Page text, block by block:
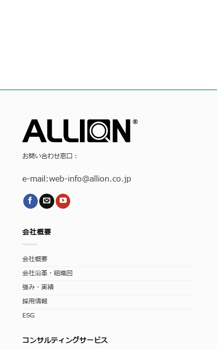
お問い合わせ窓口：
e-mail:web-info@allion.co.jp
会社概要
会社概要
会社沿革・組織図
強み・実績
採用情報
ESG
コンサルティングサービス